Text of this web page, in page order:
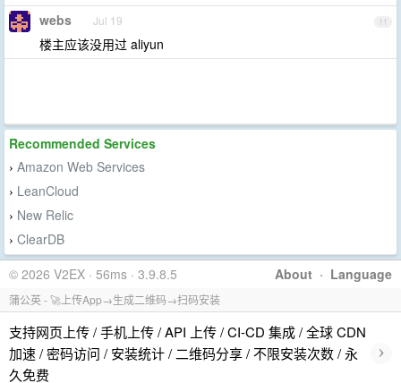
11
webs Jul 19
楼主应该没用过 aliyun
Recommended Services
› Amazon Web Services
› LeanCloud
› New Relic
› ClearDB
About · Language
© 2026 V2EX · 56ms · 3.9.8.5
蒲公英 - 🚀上传App→生成二维码→扫码安装
支持网页上传 / 手机上传 / API 上传 / CI-CD 集成 / 全球 CDN
加速 / 密码访问 / 安装统计 / 二维码分享 / 不限安装次数 / 永
久免费
›